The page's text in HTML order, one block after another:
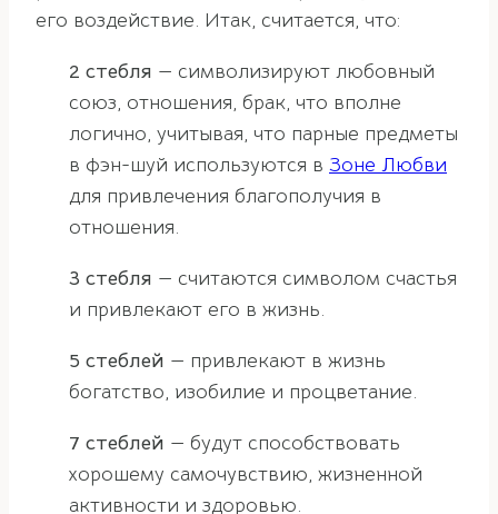
его воздействие. Итак, считается, что:
2 стебля — символизируют любовный
союз, отношения, брак, что вполне
логично, учитывая, что парные предметы
в фэн-шуй используются в Зоне Любви
для привлечения благополучия в
отношения.
3 стебля — считаются символом счастья
и привлекают его в жизнь.
5 стеблей — привлекают в жизнь
богатство, изобилие и процветание.
7 стеблей — будут способствовать
хорошему самочувствию, жизненной
активности и здоровью.